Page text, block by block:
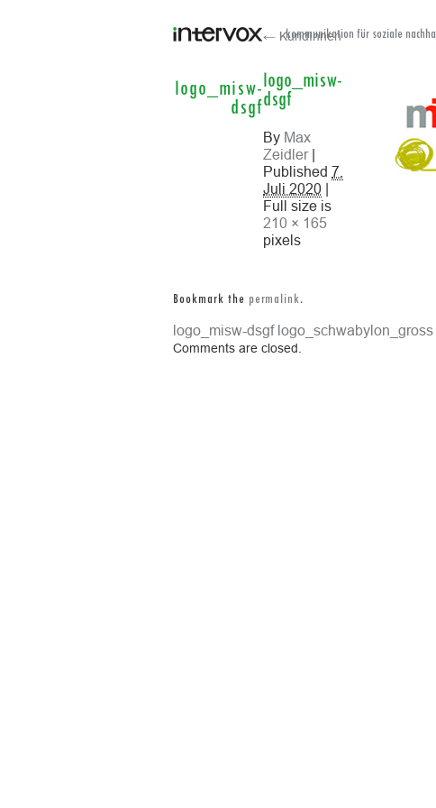
logo_misw-
dsgf
kommunikation für soziale
← KundInnen
logo_misw-
dsgf
By Max
Zeidler|
Published 7.
Juli 2020 |
Full size is
210 × 165
pixels
logo_misw-dsgf logo_schwabylon_gross
Bookmark the permalink.
Comments are closed.